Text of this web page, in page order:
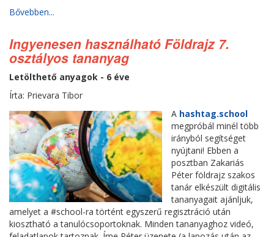
Bővebben...
Ingyenesen használható Földrajz 7.
osztályos tananyag
Letölthető anyagok - 6 éve
Írta: Prievara Tibor
A hashtag.school
megpróbál minél több
irányból segítséget
nyújtani! Ebben a
posztban Zakariás
Péter földrajz szakos
tanár elkészült digitális
tananyagait ajánljuk,
amelyet a #school-ra történt egyszerű regisztráció után
kiosztható a tanulócsoportoknak. Minden tananyaghoz videó,